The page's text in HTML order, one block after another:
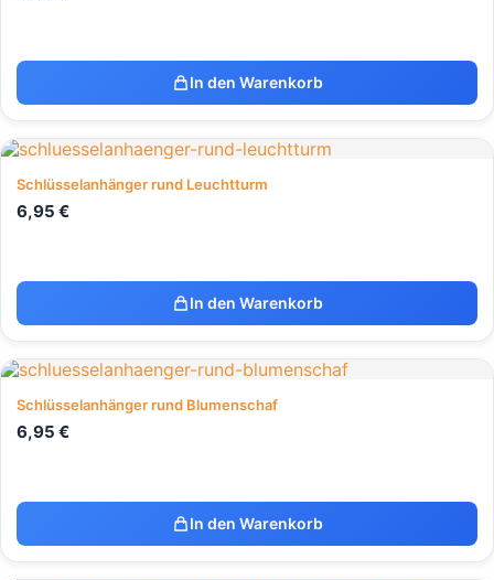
In den Warenkorb
Schlüsselanhänger rund Leuchtturm
6,95 €
In den Warenkorb
Schlüsselanhänger rund Blumenschaf
6,95 €
In den Warenkorb